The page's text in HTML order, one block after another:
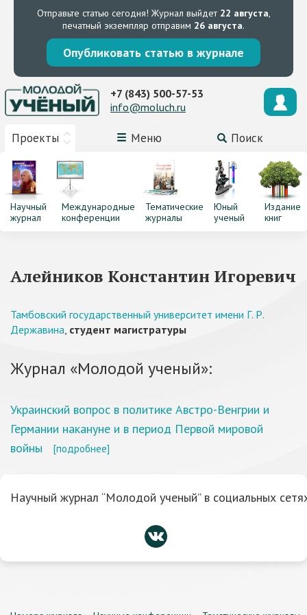
Отправьте статью сегодня! Журнал выйдет 22 августа,
печатный экземпляр отправим 26 августа.
Опубликовать статью в журнале
Проекты Меню Поиск
+7 (843) 500-57-53
info@moluch.ru
Научный
журнал
Международные
конференции
Тематические
журналы
Юный
ученый
Издание
книг
Алейников Константин Игоревич
Тамбовский государственный университет имени Г. Р.
Державина, студент магистратуры
Журнал «Молодой ученый»:
Украинский вопрос в политике Австро-Венгрии и
Германии накануне и в период Первой мировой
войны
[подробнее]
Научный журнал “Молодой ученый” в социальных